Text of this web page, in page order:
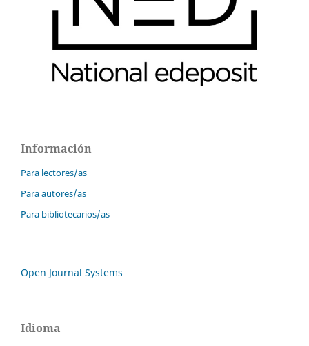
Información
Para lectores/as
Para autores/as
Para bibliotecarios/as
Open Journal Systems
Idioma